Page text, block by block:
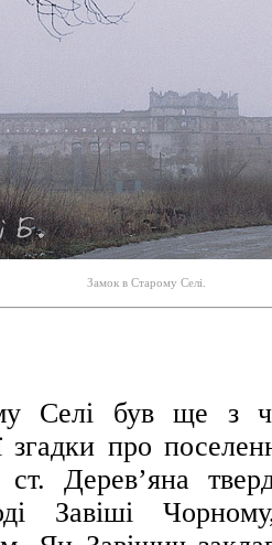
Замок в Старому Селі.
Селі був ще з
згадки про
Дерев’яна
Завіші